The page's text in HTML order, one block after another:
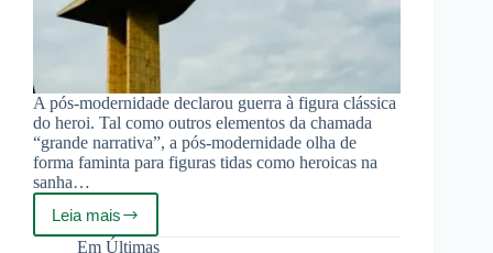
A pós-modernidade declarou guerra à figura clássica
do heroi. Tal como outros elementos da chamada
“grande narrativa”, a pós-modernidade olha de
forma faminta para figuras tidas como heroicas na
sanha…
Leia mais
Um
povo
Em Últimas